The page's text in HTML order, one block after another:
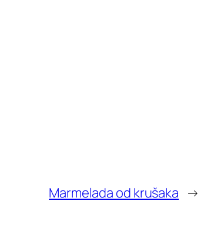
Marmelada od krušaka →